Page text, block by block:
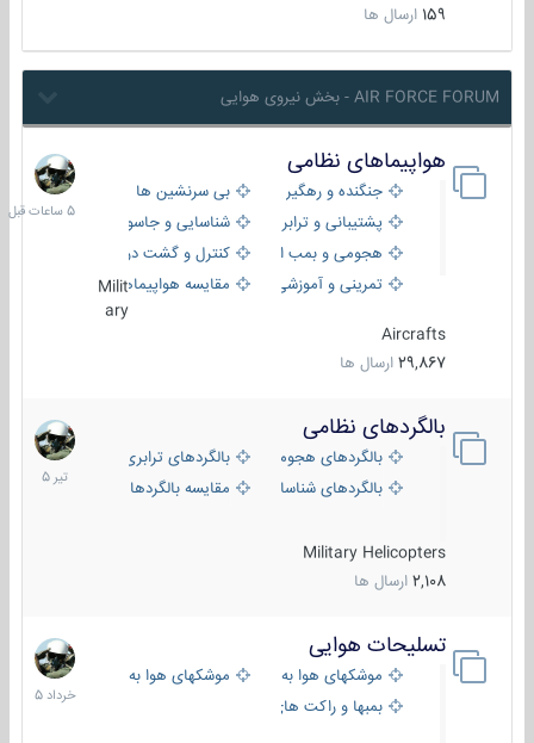
159 ارسال ها
AIR FORCE FORUM - بخش نیروی هوایی
هواپیماهای نظامی
جنگنده و رهگیر
بی سرنشین ها
پشتیبانی و ترابری
شناسایی و جاسوسی
هجومی و بمب افکن
کنترل و گشت دریایی
تمرینی و آموزشی
مقایسه هواپیماهاMilit
ary
Aircrafts
29,867 ارسال ها
5
ساعات
قبل
بالگردهای نظامی
بالگردهای هجومی
بالگردهای ترابری
بالگردهای شناسایی
مقایسه بالگردها
Military Helicopters
2,108 ارسال ها
22
تیر
1405
تسلیحات هوایی
موشکهای هوا به هوا
موشکهای هوا به سطح
بمبها و راکت های هوایی
30
خرداد
1405